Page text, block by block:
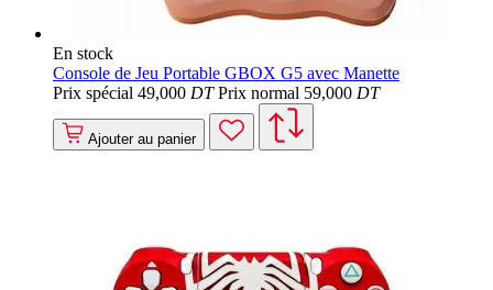
En stock
Console de Jeu Portable GBOX G5 avec Manette
Prix spécial 49,000 DT Prix normal 59,000 DT
Ajouter au panier